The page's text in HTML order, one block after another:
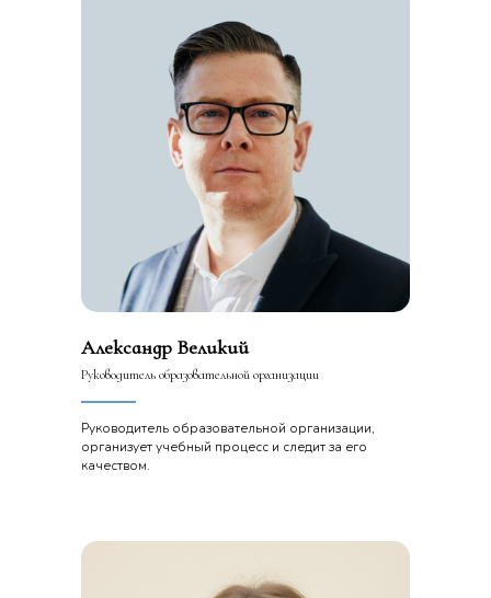
Александр Великий
Руководитель образовательной организации
Руководитель образовательной организации,
организует учебный процесс и следит за его
качеством.